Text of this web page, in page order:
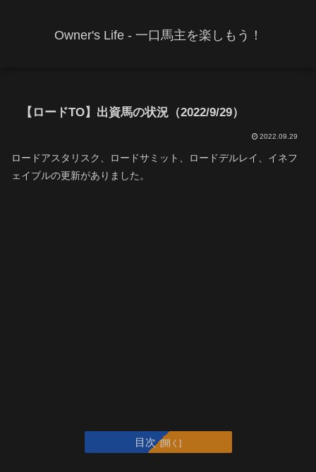
Owner's Life - 一口馬主を楽しもう！
【ロードTO】出資馬の状況（2022/9/29）
2022.09.29
ロードアスタリスク、ロードサミット、ロードデルレイ、イネフ
ェイブルの更新がありました。
目次